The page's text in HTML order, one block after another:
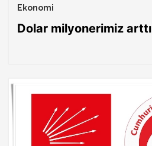
Ekonomi
Dolar milyonerimiz arttı